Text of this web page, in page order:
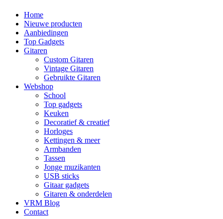
Home
Nieuwe producten
Aanbiedingen
Top Gadgets
Gitaren
Custom Gitaren
Vintage Gitaren
Gebruikte Gitaren
Webshop
School
Top gadgets
Keuken
Decoratief & creatief
Horloges
Kettingen & meer
Armbanden
Tassen
Jonge muzikanten
USB sticks
Gitaar gadgets
Gitaren & onderdelen
VRM Blog
Contact